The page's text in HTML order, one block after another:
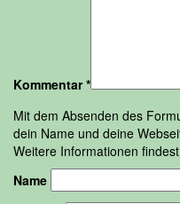
Kommentar*
Mit dem Absenden des
dein Name und deine
Weitere Informationen
Name